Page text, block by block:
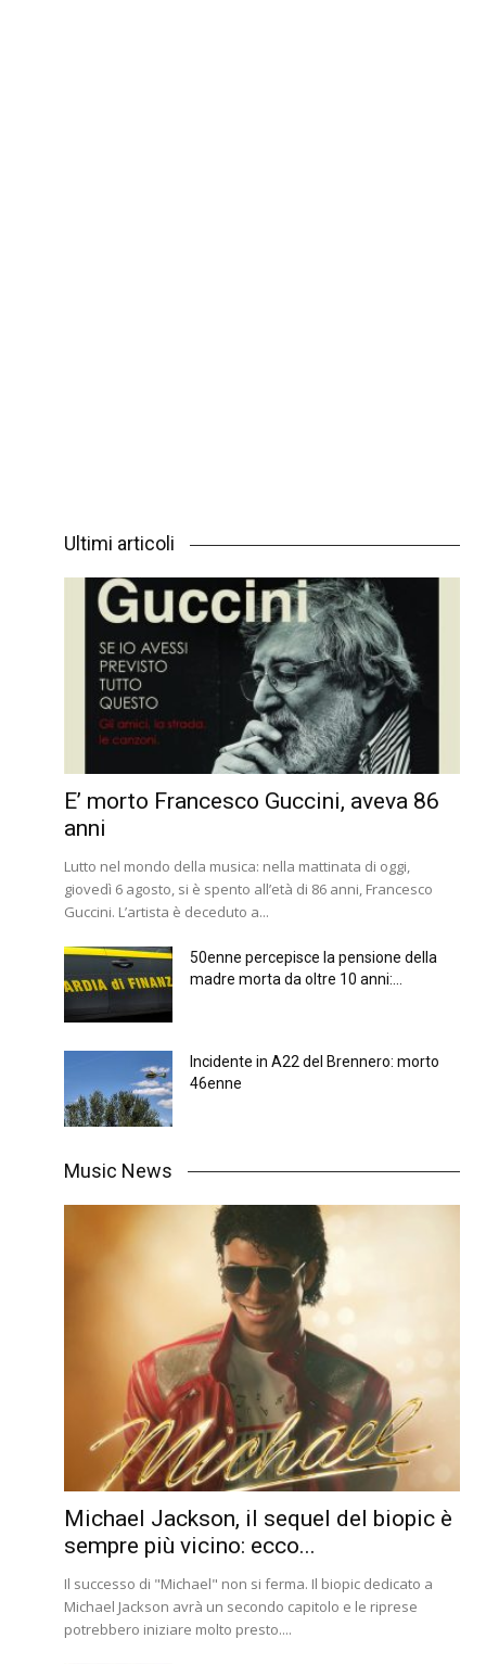
Ultimi articoli
E’ morto Francesco Guccini, aveva 86
anni
Lutto nel mondo della musica: nella mattinata di oggi,
giovedì 6 agosto, si è spento all’età di 86 anni, Francesco
Guccini. L’artista è deceduto a...
50enne percepisce la pensione della
madre morta da oltre 10 anni:...
Incidente in A22 del Brennero: morto
46enne
Music News
Michael Jackson, il sequel del biopic è
sempre più vicino: ecco...
Il successo di "Michael" non si ferma. Il biopic dedicato a
Michael Jackson avrà un secondo capitolo e le riprese
potrebbero iniziare molto presto....